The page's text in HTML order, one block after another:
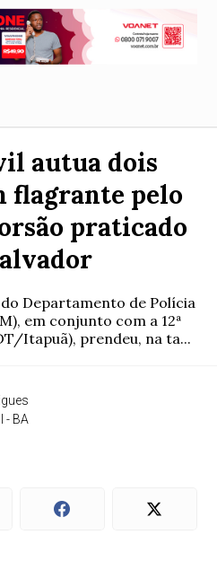
autua dois
flagrante pelo
praticado
Departamento de Polícia
em conjunto com a 12ª
Itapuã), prendeu, na ta...
- BA